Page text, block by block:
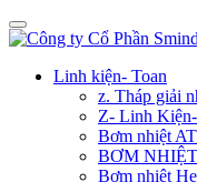
Linh kiện- Toan
z. Tháp giải
Z- Linh
Bơm nhiệt
BƠM
Bơm nhiệt